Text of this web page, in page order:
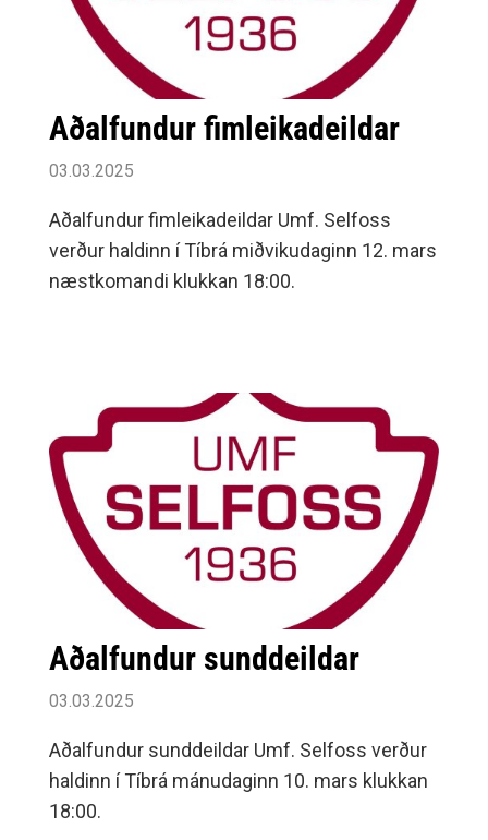
Aðalfundur fimleikadeildar
03.03.2025
Aðalfundur fimleikadeildar Umf. Selfoss
verður haldinn í Tíbrá miðvikudaginn 12. mars
næstkomandi klukkan 18:00.
Aðalfundur sunddeildar
03.03.2025
Aðalfundur sunddeildar Umf. Selfoss verður
haldinn í Tíbrá mánudaginn 10. mars klukkan
18:00.